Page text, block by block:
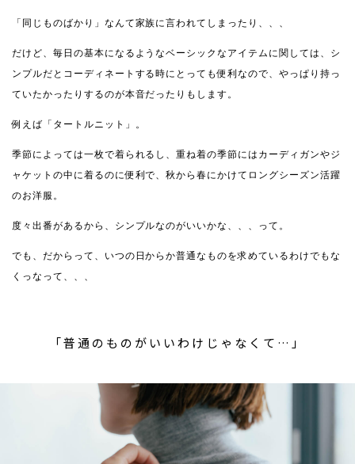
「同じものばかり」なんて家族に言われてしまったり、、、
だけど、毎日の基本になるようなベーシックなアイテムに関しては、シ
ンプルだとコーディネートする時にとっても便利なので、やっぱり持っ
ていたかったりするのが本音だったりもします。
例えば「タートルニット」。
季節によっては一枚で着られるし、重ね着の季節にはカーディガンやジ
ャケットの中に着るのに便利で、秋から春にかけてロングシーズン活躍
のお洋服。
度々出番があるから、シンプルなのがいいかな、、、って。
でも、だからって、いつの日からか普通なものを求めているわけでもな
くっなって、、、
「普通のものがいいわけじゃなくて…」